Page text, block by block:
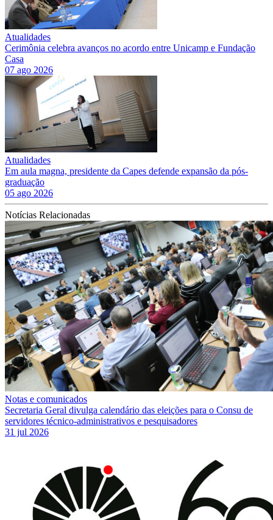
Atualidades
Cerimônia celebra avanços no acordo entre Unicamp e Fundação
Casa
07 ago 2026
Atualidades
Em aula magna, presidente da Capes defende expansão da pós-
graduação
05 ago 2026
Notícias Relacionadas
Notas e comunicados
Secretaria Geral divulga calendário das eleições para o Consu de
servidores técnico-administrativos e pesquisadores
31 jul 2026